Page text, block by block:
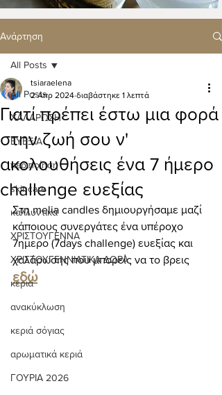
Ανάρτηση
All Posts
ΧΑΛΑΡΩΣΗ
ΕΥΕΞΙΑ
περιποίηση
skincare
καλλυντικά
ΧΡΙΣΤΟΥΓΕΝΝΑ
ΧΡΙΣΤΟΥΓΕΝΝΙΑΤΙΚΑ ΔΩΡΑ
κερια
ανακύκλωση
κεριά σόγιας
αρωματικά κεριά
ΓΟΥΡΙΑ 2026
All Posts
Γιατί πρέπει έστω μια φορά
στην ζωή σου ν'
ακολουθήσεις ένα 7 ήμερο
challenge ευεξίας
tsiaraelena
2 Απρ 2024 διαβάστηκε 1 λεπτά
Στη melia candles δημιουργήσαμε μαζί
κάποιους συνεργάτες ένα υπέροχο
7ημερο (7days challenge) ευεξίας και
χαλάρωσης που μπορείς να το βρεις
εδώ